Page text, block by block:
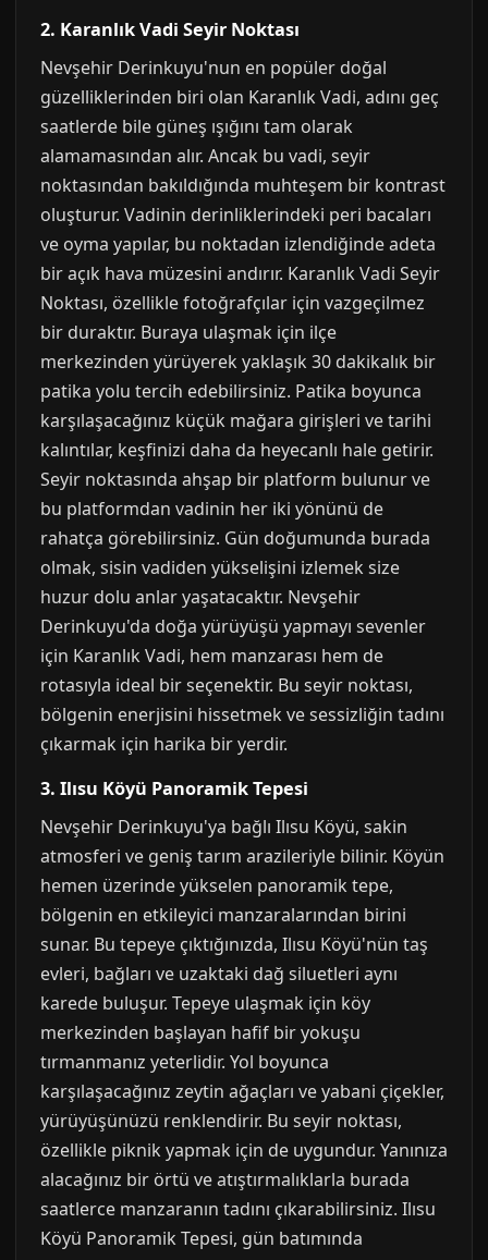
2. Karanlık Vadi Seyir Noktası
Nevşehir Derinkuyu'nun en popüler doğal
güzelliklerinden biri olan Karanlık Vadi, adını geç
saatlerde bile güneş ışığını tam olarak
alamamasından alır. Ancak bu vadi, seyir
noktasından bakıldığında muhteşem bir kontrast
oluşturur. Vadinin derinliklerindeki peri bacaları
ve oyma yapılar, bu noktadan izlendiğinde adeta
bir açık hava müzesini andırır. Karanlık Vadi Seyir
Noktası, özellikle fotoğrafçılar için vazgeçilmez
bir duraktır. Buraya ulaşmak için ilçe
merkezinden yürüyerek yaklaşık 30 dakikalık bir
patika yolu tercih edebilirsiniz. Patika boyunca
karşılaşacağınız küçük mağara girişleri ve tarihi
kalıntılar, keşfinizi daha da heyecanlı hale getirir.
Seyir noktasında ahşap bir platform bulunur ve
bu platformdan vadinin her iki yönünü de
rahatça görebilirsiniz. Gün doğumunda burada
olmak, sisin vadiden yükselişini izlemek size
huzur dolu anlar yaşatacaktır. Nevşehir
Derinkuyu'da doğa yürüyüşü yapmayı sevenler
için Karanlık Vadi, hem manzarası hem de
rotasıyla ideal bir seçenektir. Bu seyir noktası,
bölgenin enerjisini hissetmek ve sessizliğin tadını
çıkarmak için harika bir yerdir.
3. Ilısu Köyü Panoramik Tepesi
Nevşehir Derinkuyu'ya bağlı Ilısu Köyü, sakin
atmosferi ve geniş tarım arazileriyle bilinir. Köyün
hemen üzerinde yükselen panoramik tepe,
bölgenin en etkileyici manzaralarından birini
sunar. Bu tepeye çıktığınızda, Ilısu Köyü'nün taş
evleri, bağları ve uzaktaki dağ siluetleri aynı
karede buluşur. Tepeye ulaşmak için köy
merkezinden başlayan hafif bir yokuşu
tırmanmanız yeterlidir. Yol boyunca
karşılaşacağınız zeytin ağaçları ve yabani çiçekler,
yürüyüşünüzü renklendirir. Bu seyir noktası,
özellikle piknik yapmak için de uygundur. Yanınıza
alacağınız bir örtü ve atıştırmalıklarla burada
saatlerce manzaranın tadını çıkarabilirsiniz. Ilısu
Köyü Panoramik Tepesi, gün batımında